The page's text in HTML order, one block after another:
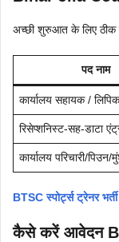
अच्छी शुरुआत के लिए ठीक
पद नाम
कार्यालय सहायक / लिपिक
रिसेप्शनिस्ट-सह-डाटा
कार्यालय परिचारी/पिउन/
BTSC स्पोर्ट्स ट्रेनर
कैसे करें आवेदन